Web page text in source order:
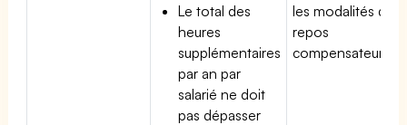
Le total des
heures
supplémentaires
par an par
salarié ne doit
pas dépasser
les modalités du
repos
compensateur.